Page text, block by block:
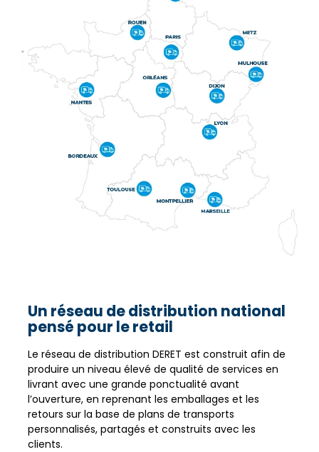
Un réseau de distribution national
pensé pour le retail
Le réseau de distribution DERET est construit afin de
produire un niveau élevé de qualité de services en
livrant avec une grande ponctualité avant
l’ouverture, en reprenant les emballages et les
retours sur la base de plans de transports
personnalisés, partagés et construits avec les
clients.